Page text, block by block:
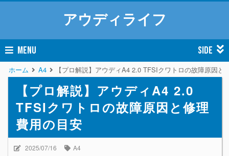
アウディライフ
MENU SIDE
ホーム A4 【プロ解説】アウディA4 2.0 TFSIクワトロの故障原因と
【プロ解説】アウディA4 2.0
TFSIクワトロの故障原因と修理
費用の目安
2025/07/16 A4